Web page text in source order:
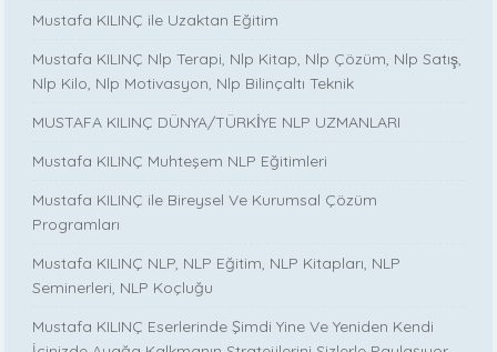
Mustafa KILINÇ ile Uzaktan Eğitim
Mustafa KILINÇ Nlp Terapi, Nlp Kitap, Nlp Çözüm, Nlp Satış,
Nlp Kilo, Nlp Motivasyon, Nlp Bilinçaltı Teknik
MUSTAFA KILINÇ DÜNYA/TÜRKİYE NLP UZMANLARI
Mustafa KILINÇ Muhteşem NLP Eğitimleri
Mustafa KILINÇ ile Bireysel Ve Kurumsal Çözüm
Programları
Mustafa KILINÇ NLP, NLP Eğitim, NLP Kitapları, NLP
Seminerleri, NLP Koçluğu
Mustafa KILINÇ Eserlerinde Şimdi Yine Ve Yeniden Kendi